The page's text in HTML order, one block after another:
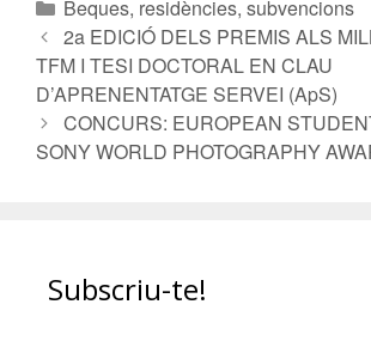
Beques, residències, subvencions
2a EDICIÓ DELS PREMIS ALS
TFM I TESI DOCTORAL EN CLAU
D’APRENENTATGE SERVEI (ApS)
CONCURS: EUROPEAN
SONY WORLD PHOTOGRAPHY
Subscriu-te!